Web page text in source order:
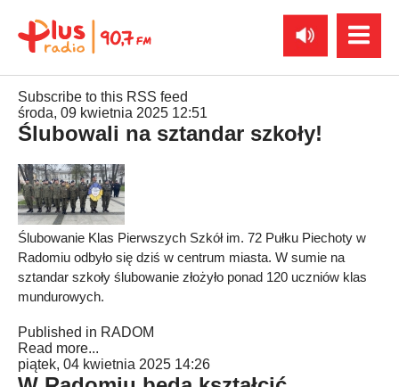
Subscribe to this RSS feed
środa, 09 kwietnia 2025 12:51
Ślubowali na sztandar szkoły!
Ślubowanie Klas Pierwszych Szkół im. 72 Pułku Piechoty w
Radomiu odbyło się dziś w centrum miasta. W sumie na
sztandar szkoły ślubowanie złożyło ponad 120 uczniów klas
mundurowych.
Published in RADOM
Read more...
piątek, 04 kwietnia 2025 14:26